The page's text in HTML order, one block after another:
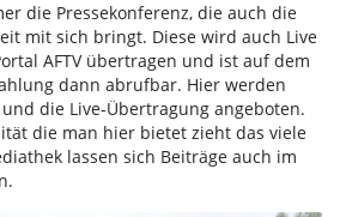
die Pressekonferenz, die auch die
mit sich bringt. Diese wird auch Live
AFTV übertragen und ist auf dem
dann abrufbar. Hier werden
die Live-Übertragung angeboten.
die man hier bietet zieht das viele
lassen sich Beiträge auch im